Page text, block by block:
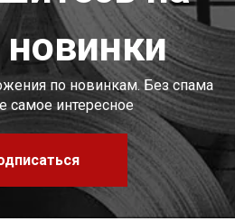
по новинкам. Без спама
самое интересное